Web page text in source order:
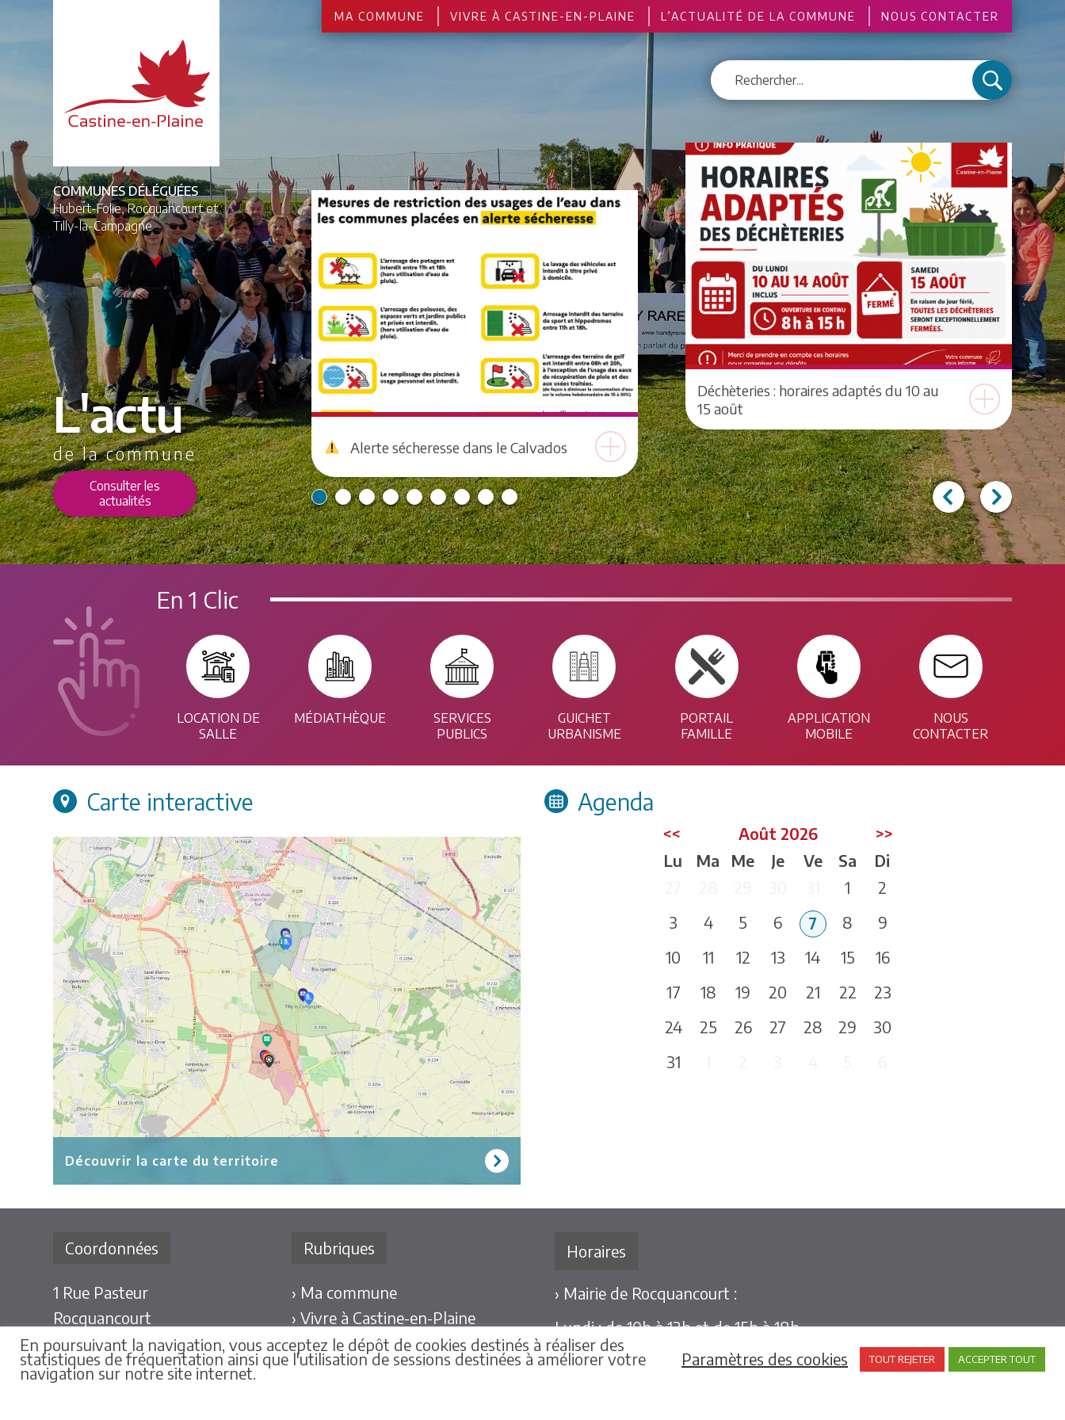
COMMUNES DÉLÉGUÉES
Hubert-Folie, Rocquancourt et
Tilly-la-Campagne
MA COMMUNE VIVRE À CASTINE-EN-PLAINE L’ACTUALITÉ DE LA COMMUNE NOUS CONTACTER
L'actu
de la commune
Consulter les
actualités
Alerte sécheresse dans le Calvados
Déchèteries : horaires adaptés du 10 au
15 août
En 1 Clic
LOCATION DE
SALLE
MÉDIATHÈQUE
SERVICES
PUBLICS
GUICHET
URBANISME
PORTAIL
FAMILLE
APPLICATION
MOBILE
NOUS
CONTACTER
Carte interactive
Découvrir la carte du territoire
Agenda
<< Août 2026
>>
Lu
Ma Me Je Ve Sa
Di
1
2
3
4 5 6 7 8
9
10
11 12 13 14 15
16
17
18 19 20 21 22
23
24
25 26 27 28 29
30
31
Coordonnées
1 Rue Pasteur
Rocquancourt
14540 Castine en Plaine
› 02 31 79 86 25
Rubriques
› Ma commune
› Vivre à Castine-en-Plaine
› L’actualité de la commune
› Nous contacter
Horaires
› Mairie de Rocquancourt :
Lundi : de 10h à 12h et de 15h à 18h
Mardi et Jeudi : de 10h à 12h et de 15h à 18h30
Mercredi et Vendredi : de 09h30 à 12h
En poursuivant la navigation, vous acceptez le dépôt de cookies destinés à réaliser des
statistiques de fréquentation ainsi que l'utilisation de sessions destinées à améliorer votre
navigation sur notre site internet.
Paramètres des cookies TOUT REJETER ACCEPTER TOUT